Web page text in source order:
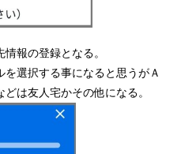
報の登録となる。
を選択する事になると思うがＡ
は友人宅かその他になる。